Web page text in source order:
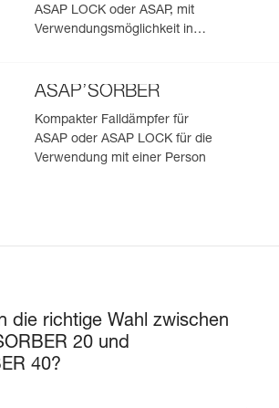
ASAP LOCK oder ASAP, mit
Verwendungsmöglichkeit in
ASAP’SORBER
Kompakter Falldämpfer für
ASAP oder ASAP LOCK für die
Verwendung mit einer Person
die richtige Wahl zwischen
20 und
40?